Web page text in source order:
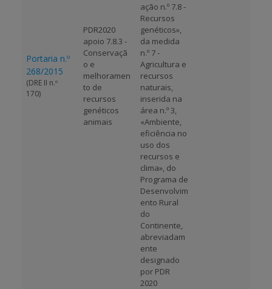
Portaria n.º
268/2015
(DRE II n.º
170)
PDR2020
apoio 7.8.3 -
Conservaçã
o e
melhoramen
to de
recursos
genéticos
animais
ação n.º 7.8 -
Recursos
genéticos»,
da medida
n.º 7 -
Agricultura e
recursos
naturais,
inserida na
área n.º 3,
«Ambiente,
eficiência no
uso dos
recursos e
clima», do
Programa de
Desenvolvim
ento Rural
do
Continente,
abreviadam
ente
designado
por PDR
2020